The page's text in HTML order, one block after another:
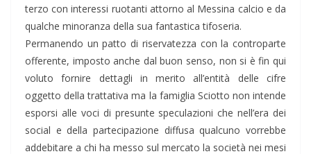
terzo con interessi ruotanti attorno al Messina calcio e da
qualche minoranza della sua fantastica tifoseria.
Permanendo un patto di riservatezza con la controparte
offerente, imposto anche dal buon senso, non si è fin qui
voluto fornire dettagli in merito all’entità delle cifre
oggetto della trattativa ma la famiglia Sciotto non intende
esporsi alle voci di presunte speculazioni che nell’era dei
social e della partecipazione diffusa qualcuno vorrebbe
addebitare a chi ha messo sul mercato la società nei mesi